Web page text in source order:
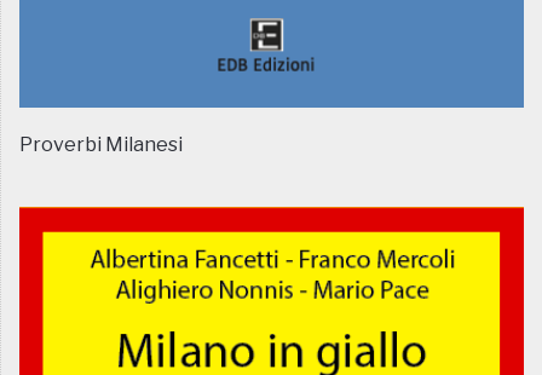
Proverbi Milanesi